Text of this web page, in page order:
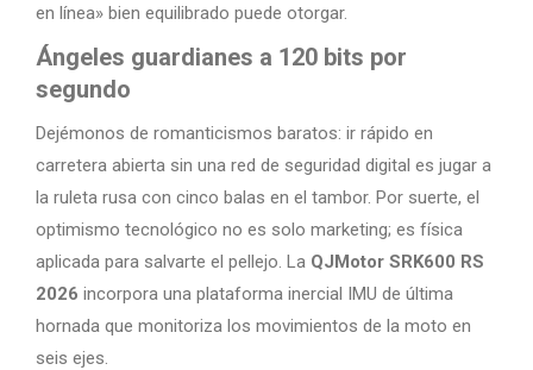
en línea» bien equilibrado puede otorgar.
Ángeles guardianes a 120 bits por
segundo
Dejémonos de romanticismos baratos: ir rápido en
carretera abierta sin una red de seguridad digital es jugar a
la ruleta rusa con cinco balas en el tambor. Por suerte, el
optimismo tecnológico no es solo marketing; es física
aplicada para salvarte el pellejo. La QJMotor SRK600 RS
2026 incorpora una plataforma inercial IMU de última
hornada que monitoriza los movimientos de la moto en
seis ejes.